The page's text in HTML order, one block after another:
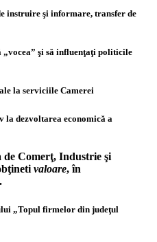
instruire şi informare, transfer de
„vocea” şi să influenţaţi politicile
la serviciile Camerei
dezvoltarea economică a
Comerţ, Industrie şi
valoare, în
„Topul firmelor din judeţul